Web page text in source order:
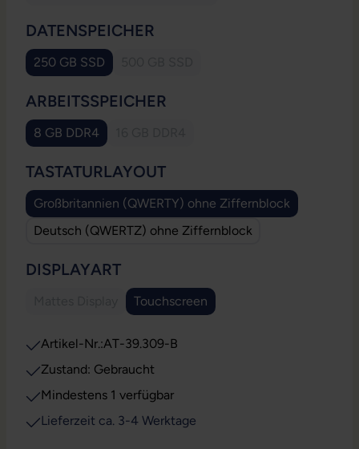
DATENSPEICHER
250 GB SSD
ARBEITSSPEICHER
8 GB DDR4
TASTATURLAYOUTAUSWÄHLEN
Großbritannien (QWERTY) ohne Ziffernblock
Deutsch (QWERTZ) ohne Ziffernblock
DISPLAYARTAUSWÄHLEN
(Diese Option ist zurzeit nicht verfügbar.)
Touchscreen
Artikel-Nr.:AT-39.309-B
Zustand: Gebraucht
Mindestens 1 verfügbar
Lieferzeit ca. 3-4 Werktage